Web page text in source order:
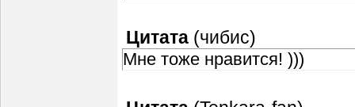
Цитата (чибис)
Мне тоже нравится! )))